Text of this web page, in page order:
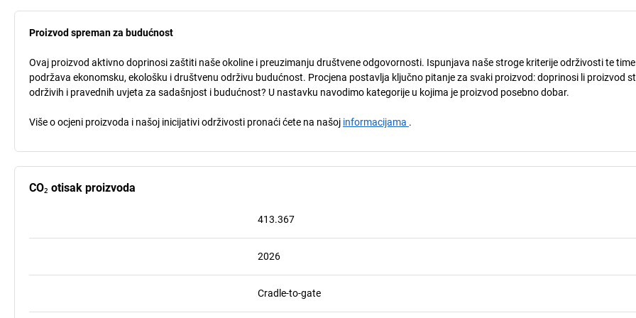
Proizvod spreman za budućnost
Ovaj proizvod aktivno doprinosi zaštiti naše okoline i preuzimanju društvene odgovornosti. Ispunjava naše stroge kriterije održivosti te time
podržava ekonomsku, ekološku i društvenu održivu budućnost. Procjena postavlja ključno pitanje za svaki proizvod: doprinosi li proizvod
održivih i pravednih uvjeta za sadašnjost i budućnost? U nastavku navodimo kategorije u kojima je proizvod posebno dobar.
Više o ocjeni proizvoda i našoj inicijativi održivosti pronaći ćete na našoj informacijama .
CO₂ otisak proizvoda
413.367
2026
Cradle-to-gate